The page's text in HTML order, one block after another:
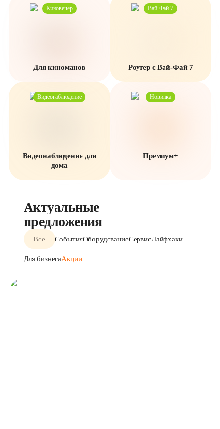
Для киноманов
Киновечер
Роутер с Вай-Фай 7
Вай-Фай 7
Видеонаблюдение для
дома
Видеонаблюдение
Премиум+
Новинка
Актуальные
предложения
Все СобытияОборудованиеСервисЛайфхаки
Для бизнесаАкции